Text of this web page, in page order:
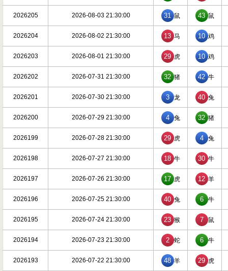
2026205 2026-08-03 21:30:00 31 鼠 43 鼠
2026204 2026-08-02 21:30:00 13 马 10 鸡
2026203 2026-08-01 21:30:00 29 虎 10 鸡
2026202 2026-07-31 21:30:00 32 猪 42 牛
2026201 2026-07-30 21:30:00 3 龙 40 兔
2026200 2026-07-29 21:30:00 4 兔 32 猪
2026199 2026-07-28 21:30:00 29 虎 4 兔
2026198 2026-07-27 21:30:00 18 牛 30 牛
2026197 2026-07-26 21:30:00 17 虎 12 羊
2026196 2026-07-25 21:30:00 40 兔 6 牛
2026195 2026-07-24 21:30:00 23 猴 7 鼠
2026194 2026-07-23 21:30:00 2 蛇 6 牛
2026193 2026-07-22 21:30:00 48 羊 29 虎